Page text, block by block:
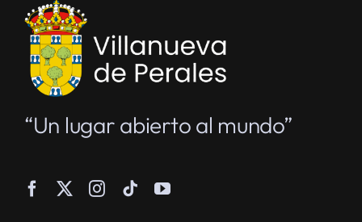
“Un lugar abierto al mundo”